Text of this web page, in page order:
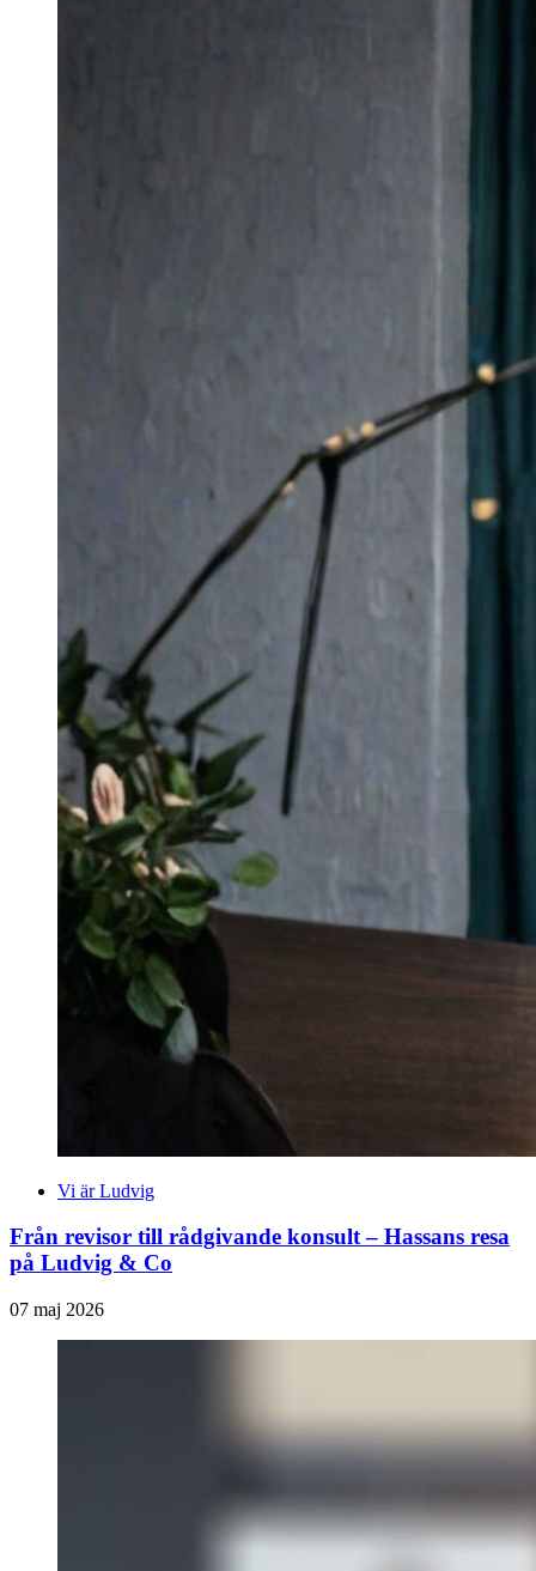
Vi är Ludvig
Från revisor till rådgivande konsult – Hassans resa
på Ludvig & Co
07 maj 2026